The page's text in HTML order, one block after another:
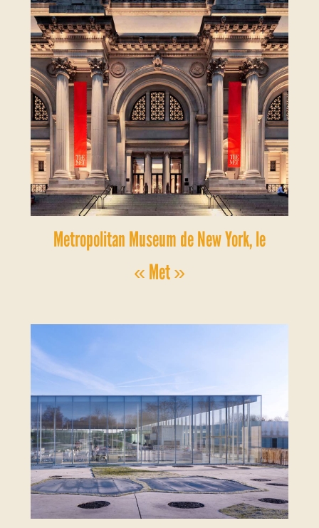
Metropolitan Museum de New York, le
« Met »